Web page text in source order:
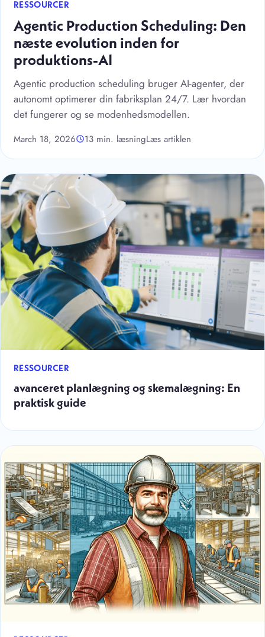
RESSOURCER
Agentic Production Scheduling: Den
næste evolution inden for
produktions-AI
Agentic production scheduling bruger AI-agenter, der
autonomt optimerer din fabriksplan 24/7. Lær hvordan
det fungerer og se modenhedsmodellen.
March 18, 2026 13 min. læsningLæs artiklen
RESSOURCER
avanceret planlægning og skemalægning: En
praktisk guide